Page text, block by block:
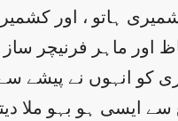
ہاتو ، اور
اور ماہر فرنیچر
کو انہوں نے پیشے
ایسی ہو بہو ملا